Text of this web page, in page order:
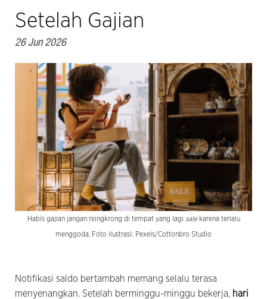
Setelah Gajian
26 Jun 2026
Habis gajian jangan nongkrong di tempat yang lagi sale karena terlalu
menggoda. Foto ilustrasi: Pexels/Cottonbro Studio
Notifikasi saldo bertambah memang selalu terasa
menyenangkan. Setelah berminggu-minggu bekerja, hari